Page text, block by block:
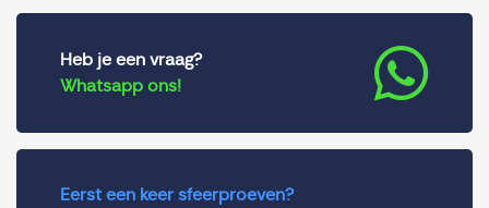
Heb je een vraag?
Whatsapp ons!
Eerst een keer sfeerproeven?